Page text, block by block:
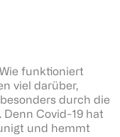
funktioniert
viel darüber,
durch die
Covid-19 hat
und hemmt